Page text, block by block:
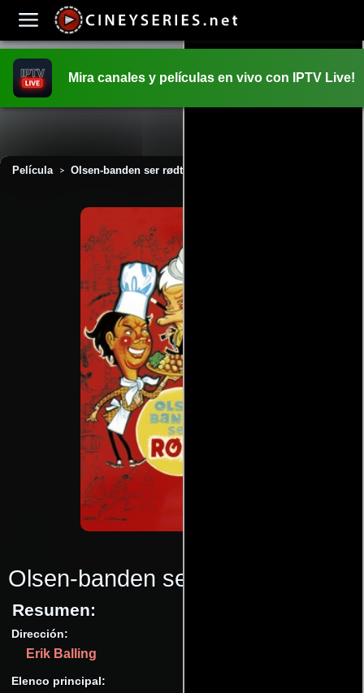
Mira canales y películas en vivo con IPTV Live!
Película > Olsen-banden ser rødt (1976)
Olsen-banden ser rødt
Resumen:
Dirección:
Erik Balling
Elenco principal: